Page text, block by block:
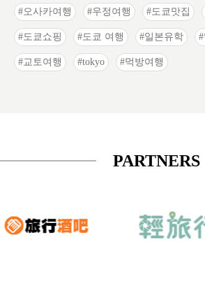
오사카여행 우정여행 도쿄맛집
도쿄쇼핑 도쿄 여행 일본유학
교토여행 tokyo 먹방여행
PARTNERS